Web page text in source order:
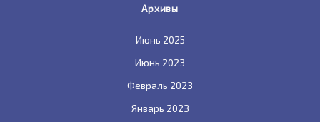
Архивы
Июнь 2025
Июнь 2023
Февраль 2023
Январь 2023